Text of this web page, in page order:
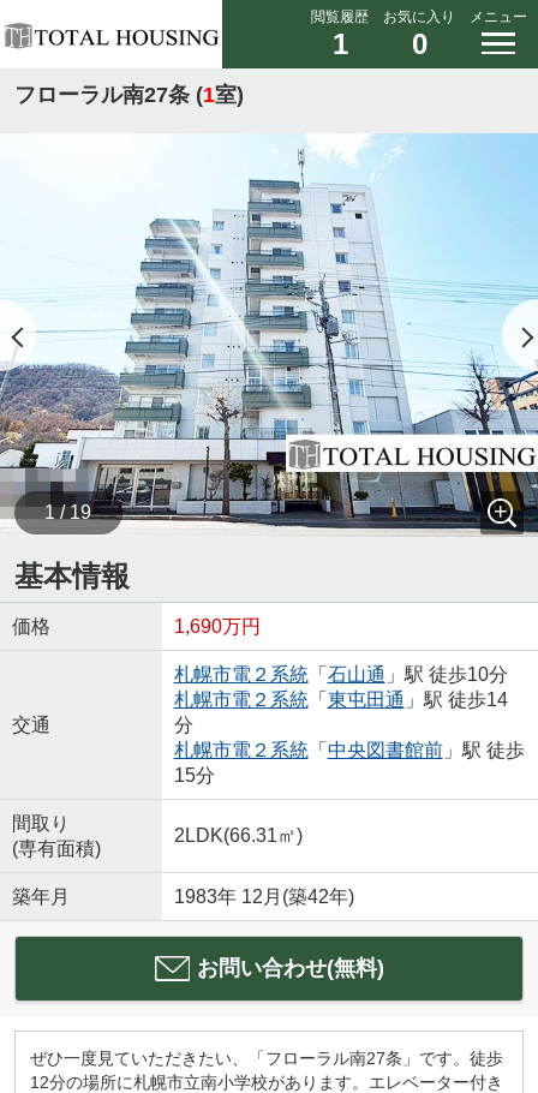
閲覧履歴
1
お気に入り
0
メニュー
フローラル南27条 (1室)
1 / 19
基本情報
価格 1,690万円
交通
札幌市電２系統「 石山通 」駅 徒歩10分
札幌市電２系統「 東屯田通 」駅 徒歩14
分
札幌市電２系統「 中央図書館前」駅 徒歩
15分
間取り
(専有面積)
2LDK(66.31㎡)
築年月 1983年 12月(築42年)
お問い合わせ(無料)
ぜひ一度見ていただきたい、「フローラル南27条」です。徒歩
12分の場所に札幌市立南小学校があります。エレベーター付き